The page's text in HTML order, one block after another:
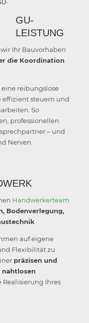
GU-
LEISTUNG
Ihr Bauvorhaben
die Koordination
reibungslose
effizient steuern und
So
professionellen
– und
Nerven.
Handwerkerteam
Bodenverlegung,
auf eigene
Flexibilität zu
präzisen und
nahtlosen
Realisierung Ihres